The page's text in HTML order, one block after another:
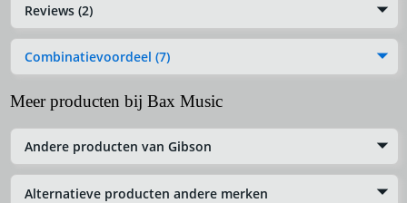
Reviews (2)
Combinatievoordeel (7)
Meer producten bij Bax Music
Andere producten van Gibson
Alternatieve producten andere merken